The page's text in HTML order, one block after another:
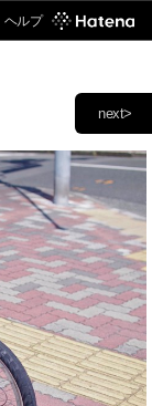
ヘルプ
next>